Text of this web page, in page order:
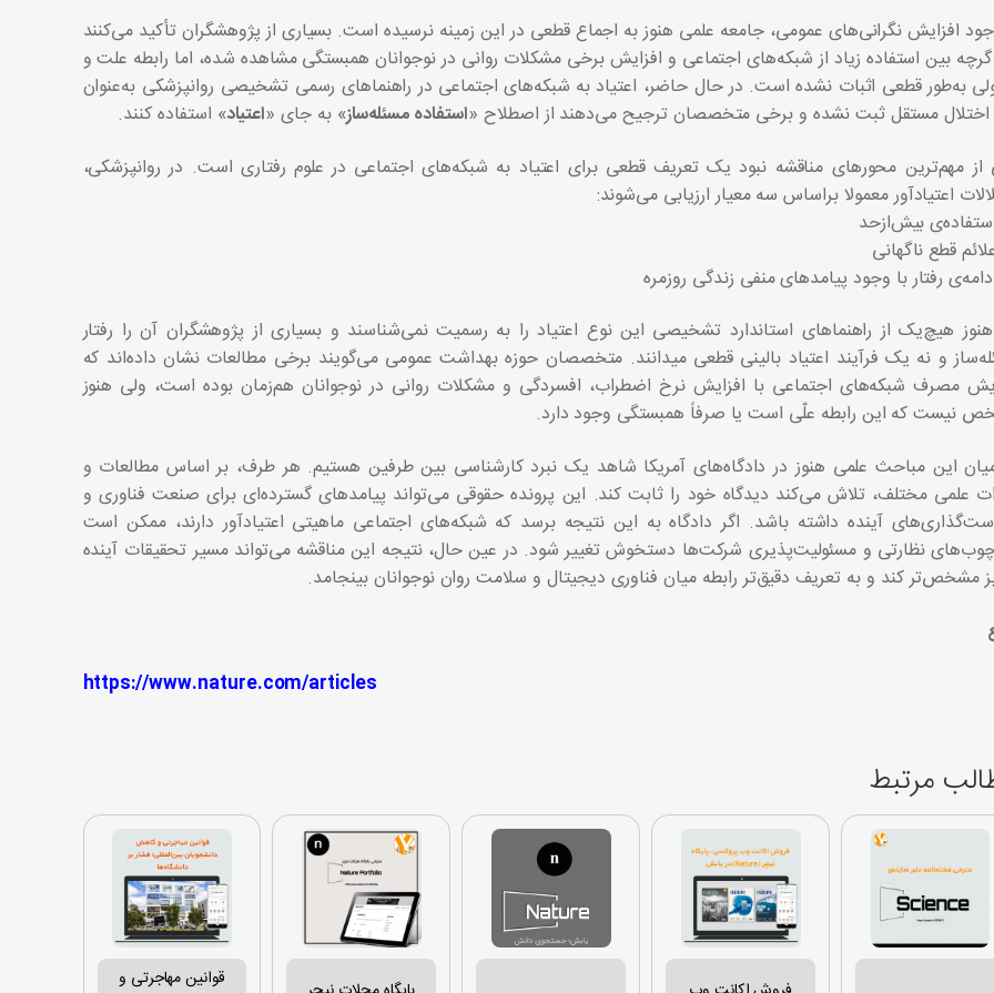
افزایش نگرانی‌های عمومی، جامعه علمی هنوز به اجماع قطعی در این زمینه نرسیده است. بسیاری از پژوهشگران تأکید می‌کنند
بین استفاده زیاد از شبکه‌های اجتماعی و افزایش برخی مشکلات روانی در نوجوانان همبستگی مشاهده شده، اما رابطه علت و
به‌طور قطعی اثبات نشده است. در حال حاضر، اعتیاد به شبکه‌های اجتماعی در راهنماهای رسمی تشخیصی روانپزشکی به‌عنوان
مستقل ثبت نشده و برخی متخصصان ترجیح می‌دهند از اصطلاح «استفاده مسئله‌ساز» به جای «اعتیاد» استفاده کنند.
از مهم‌ترین محورهای مناقشه نبود یک تعریف قطعی برای اعتیاد به شبکه‌های اجتماعی در علوم رفتاری است. در روانپزشکی،
اعتیادآور معمولا براساس سه معیار ارزیابی می‌شوند:
بیش‌ازحد
قطع ناگهانی
رفتار با وجود پیامدهای منفی زندگی روزمره
هنوز هیچ‌یک از راهنماهای استاندارد تشخیصی این نوع اعتیاد را به رسمیت نمی‌شناسند و بسیاری از پژوهشگران آن را رفتار
و نه یک فرآیند اعتیاد بالینی قطعی میدانند. متخصصان حوزه بهداشت عمومی می‌گویند برخی مطالعات نشان داده‌اند که
مصرف شبکه‌های اجتماعی با افزایش نرخ اضطراب، افسردگی و مشکلات روانی در نوجوانان هم‌زمان بوده است، ولی هنوز
نیست که این رابطه علّی است یا صرفاً همبستگی وجود دارد.
این مباحث علمی هنوز در دادگاه‌های آمریکا شاهد یک نبرد کارشناسی بین طرفین هستیم. هر طرف، بر اساس مطالعات و
علمی مختلف، تلاش می‌کند دیدگاه خود را ثابت کند. این پرونده حقوقی می‌تواند پیامدهای گسترده‌ای برای صنعت فناوری و
آینده داشته باشد. اگر دادگاه به این نتیجه برسد که شبکه‌های اجتماعی ماهیتی اعتیادآور دارند، ممکن است
نظارتی و مسئولیت‌پذیری شرکت‌ها دستخوش تغییر شود. در عین حال، نتیجه این مناقشه می‌تواند مسیر تحقیقات آینده
مشخص‌تر کند و به تعریف دقیق‌تر رابطه میان فناوری دیجیتال و سلامت روان نوجوانان بینجامد.
https://www.nature.com/articles
مرتبط
قوانین مهاجرتی و